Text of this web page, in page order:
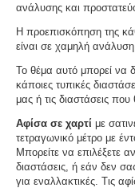
ανάλυσης και
Η προεπισκόπηση της
είναι σε χαμηλή
Το θέμα αυτό μπορεί να
κάποιες τυπικές
μας ή τις διαστάσεις που
Αφίσα σε χαρτί με
τετραγωνικό μέτρο με
Μπορείτε να επιλέξετε
διαστάσεις, ή εάν δεν
για εναλλακτικές. Τις